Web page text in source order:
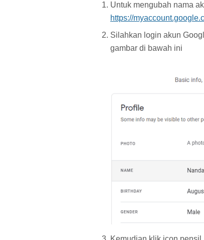
Untuk mengubah nama
https://
Silahkan login akun
gambar di bawah ini